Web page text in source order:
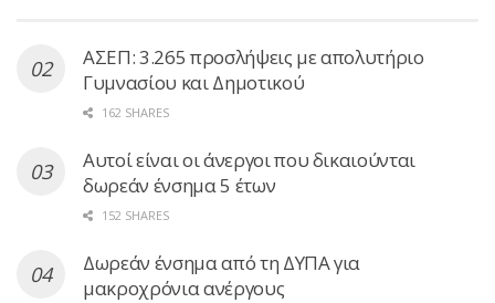
ΑΣΕΠ: 3.265 προσλήψεις με απολυτήριο
Γυμνασίου και Δημοτικού
162 SHARES
Αυτοί είναι οι άνεργοι που δικαιούνται
δωρεάν ένσημα 5 έτων
152 SHARES
Δωρεάν ένσημα από τη ΔΥΠΑ για
μακροχρόνια ανέργους